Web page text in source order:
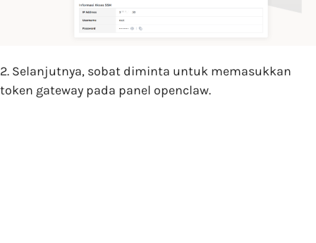
2. Selanjutnya, sobat diminta untuk memasukkan
token gateway pada panel openclaw.